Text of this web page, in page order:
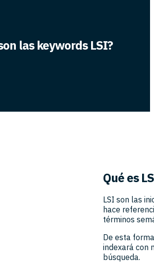
las keywords LSI?
Qué es
LSI son las
hace
términos
De esta
indexará con
búsqueda.